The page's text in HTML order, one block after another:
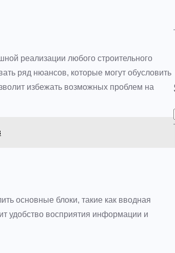
реализации любого строительного
ряд нюансов, которые могут обусловить
избежать возможных проблем на
основные блоки, такие как вводная
удобство восприятия информации и